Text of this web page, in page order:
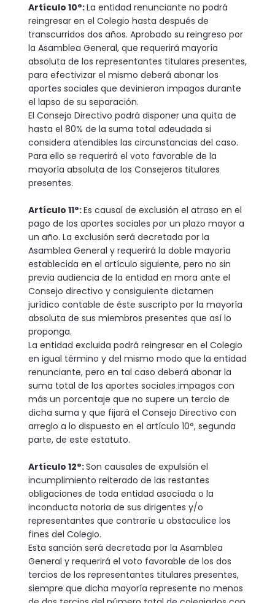
Artículo 10°:La entidad renunciante no podrá
reingresar en el Colegio hasta después de
transcurridos dos años. Aprobado su reingreso por
la Asamblea General, que requerirá mayoría
absoluta de los representantes titulares presentes,
para efectivizar el mismo deberá abonar los
aportes sociales que devinieron impagos durante
el lapso de su separación.
El Consejo Directivo podrá disponer una quita de
hasta el 80% de la suma total adeudada si
considera atendibles las circunstancias del caso.
Para ello se requerirá el voto favorable de la
mayoría absoluta de los Consejeros titulares
presentes.
Artículo 11°:Es causal de exclusión el atraso en el
pago de los aportes sociales por un plazo mayor a
un año. La exclusión será decretada por la
Asamblea General y requerirá la doble mayoría
establecida en el artículo siguiente, pero no sin
previa audiencia de la entidad en mora ante el
Consejo directivo y con­siguiente dictamen
jurídico contable de éste suscripto por la mayoría
absoluta de sus miembros presentes que así lo
proponga.
La entidad excluida podrá reingresar en el Colegio
en igual término y del mismo modo que la entidad
renunciante, pero en tal caso deberá abonar la
suma total de los aportes sociales impagos con
más un porcentaje que no supere un tercio de
dicha suma y que fijará el Consejo Directivo con
arreglo a lo dispuesto en el artículo 10°, segunda
parte, de este estatuto.
Artículo 12°:Son causales de expulsión el
incumplimiento reiterado de las restantes
obligaciones de toda entidad asociada o la
inconducta notoria de sus dirigentes y/o
representantes que contraríe u obstaculice los
fines del Colegio.
Esta sanción será decretada por la Asamblea
General y requerirá el voto favorable de los dos
tercios de los representantes titulares presentes,
siempre que dicha mayoría represente no menos